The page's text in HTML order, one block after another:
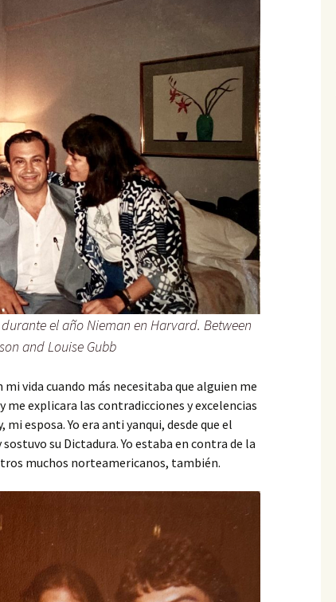
el año Nieman en Harvard. Between
and Louise Gubb
vida cuando más necesitaba que alguien me
explicara las contradicciones y excelencias
esposa. Yo era anti yanqui, desde que el
su Dictadura. Yo estaba en contra de la
muchos norteamericanos, también.